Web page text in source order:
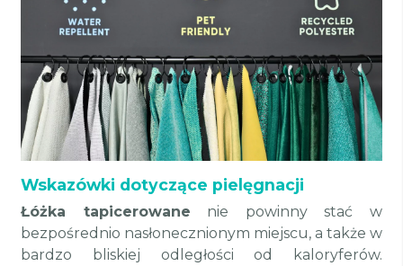
Wskazówki dotyczące pielęgnacji
Łóżka tapicerowane nie powinny stać w
bezpośrednio nasłonecznionym miejscu, a także w
bardzo bliskiej odległości od kaloryferów.